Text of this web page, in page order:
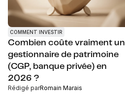
COMMENT INVESTIR
Combien coûte vraiment un
gestionnaire de patrimoine
(CGP, banque privée) en
2026 ?
Rédigé parRomain Marais